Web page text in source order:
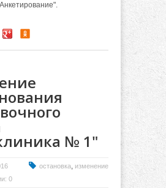
№ 1"
остановка, изменение
0